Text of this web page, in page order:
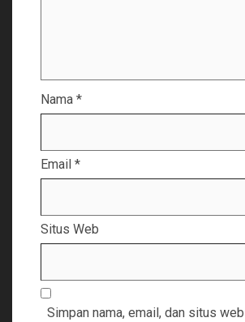
Nama *
Email *
Situs Web
Simpan nama, email, dan situs